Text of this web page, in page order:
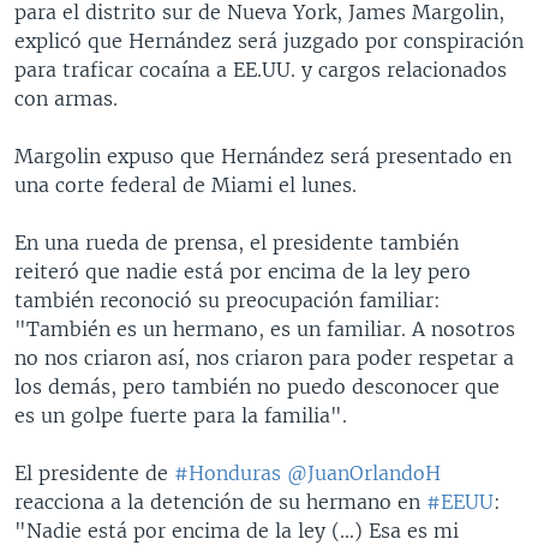
para el distrito sur de Nueva York, James Margolin,
explicó que Hernández será juzgado por conspiración
para traficar cocaína a EE.UU. y cargos relacionados
con armas.
Margolin expuso que Hernández será presentado en
una corte federal de Miami el lunes.
En una rueda de prensa, el presidente también
reiteró que nadie está por encima de la ley pero
también reconoció su preocupación familiar:
"También es un hermano, es un familiar. A nosotros
no nos criaron así, nos criaron para poder respetar a
los demás, pero también no puedo desconocer que
es un golpe fuerte para la familia".
El presidente de #Honduras @JuanOrlandoH
reacciona a la detención de su hermano en #EEUU:
"Nadie está por encima de la ley (...) Esa es mi